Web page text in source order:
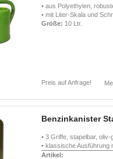
• aus Polyethylen,
• mit Liter-Skala und
Größe: 10 Ltr.
Preis auf Anfrage!
Benzinkanister
• 3 Griffe, stapelbar, oliv-
• klassische Ausführung
Artikel: